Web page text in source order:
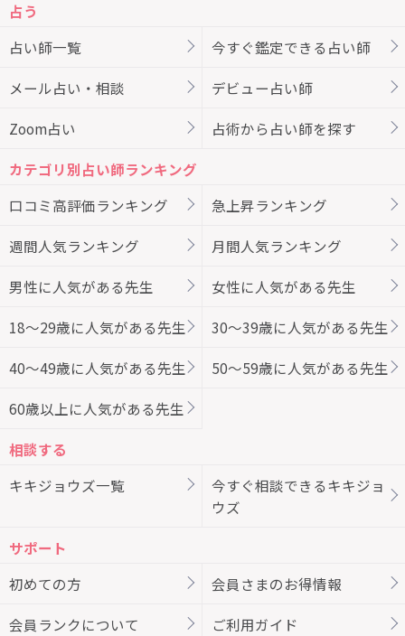
占う
占い師一覧
今すぐ鑑定できる占い師
メール占い・相談 デビュー占い師
Zoom占い 占術から占い師を探す
カテゴリ別占い師ランキング
口コミ高評価ランキング
急上昇ランキング
週間人気ランキング 月間人気ランキング
男性に人気がある先生 女性に人気がある先生
18～29歳に人気がある先生 30～39歳に人気がある先生
40～49歳に人気がある先生 50～59歳に人気がある先生
60歳以上に人気がある先生
相談する
キキジョウズ一覧
今すぐ相談できるキキジョ
ウズ
サポート
初めての方
会員さまのお得情報
会員ランクについて ご利用ガイド